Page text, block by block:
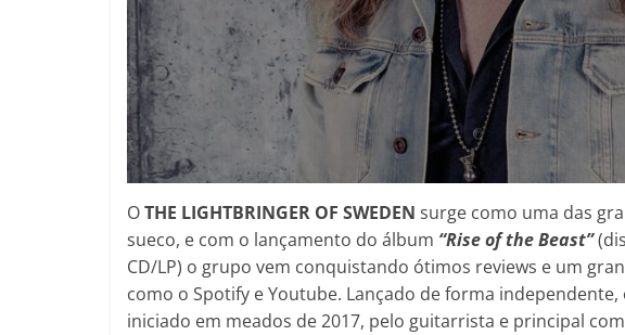
OTHE LIGHTBRINGER OF SWEDEN surge como uma das
sueco, e com o lançamento do álbum “Rise of the Beast”
CD/LP) o grupo vem conquistando ótimos reviews e um
como o Spotify e Youtube. Lançado de forma
iniciado em meados de 2017, pelo guitarrista e principal